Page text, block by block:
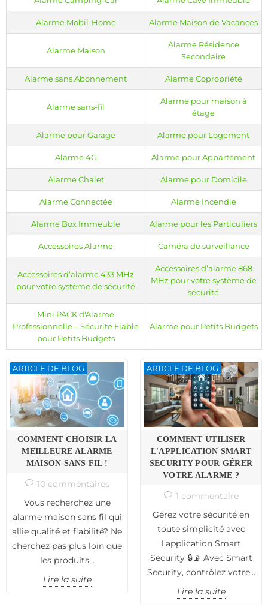
Choisir Entre les Sirènes Intérieures et Extérieures pour une
Protection Maximale
extérieures pour votre système de sécurité Meian, il est important
de prendre en compte plusieurs facteurs.
Les avertisseurs sonores d'intérieur sontidéalespour dissuader
que les avertisseurs sonores extérieures sont plus visibles et
peuvent dissuader les intrus avant même qu'ils n'entrent dans
votre maison ou votre entreprise.
Les Avantages des Sirènes Intérieures
offrant une protection silencieuse mais efficace pour votre maison
ou votre entreprise.
Elles sont idéales pour dissuader les intrus une fois qu'ils sont
entrés dans votre propriété, en émettant un signal sonore fort et
percutant qui alerte les occupants et fait fuir les intrus.
Alarme Mobil-Home Alarme Maison de Vacances
Alarme Maison
Alarme Résidence
Secondaire
Alarme sans Abonnement Alarme Copropriété
Alarme sans-fil
Alarme pour maison à
étage
Alarme pour Garage Alarme pour Logement
Alarme 4G Alarme pour Appartement
Alarme Chalet Alarme pour Domicile
Alarme Connectée Alarme Incendie
Alarme Box Immeuble Alarme pour les Particuliers
Accessoires Alarme Caméra de surveillance
Accessoires d’alarme 433 MHz
pour votre système de sécurité
Accessoires d’alarme 868
MHz pour votre système de
sécurité
Mini PACK d'Alarme
Professionnelle – Sécurité Fiable
pour Petits Budgets
Alarme pour Petits Budgets
ARTICLE DE BLOG
COMMENT CHOISIR LA
MEILLEURE ALARME
MAISON SANS FIL !
10 commentaires
Vous recherchez une
alarme maison sans fil qui
allie qualité et fiabilité? Ne
cherchez pas plus loin que
les produits...
Lire la suite
ARTICLE DE BLOG
COMMENT UTILISER
L'APPLICATION SMART
SECURITY POUR GÉRER
VOTRE ALARME ?
1 commentaire
Gérez votre sécurité en
toute simplicité avec
l'application Smart
Security 🔒📡 Avec Smart
Security, contrôlez votre...
Lire la suite